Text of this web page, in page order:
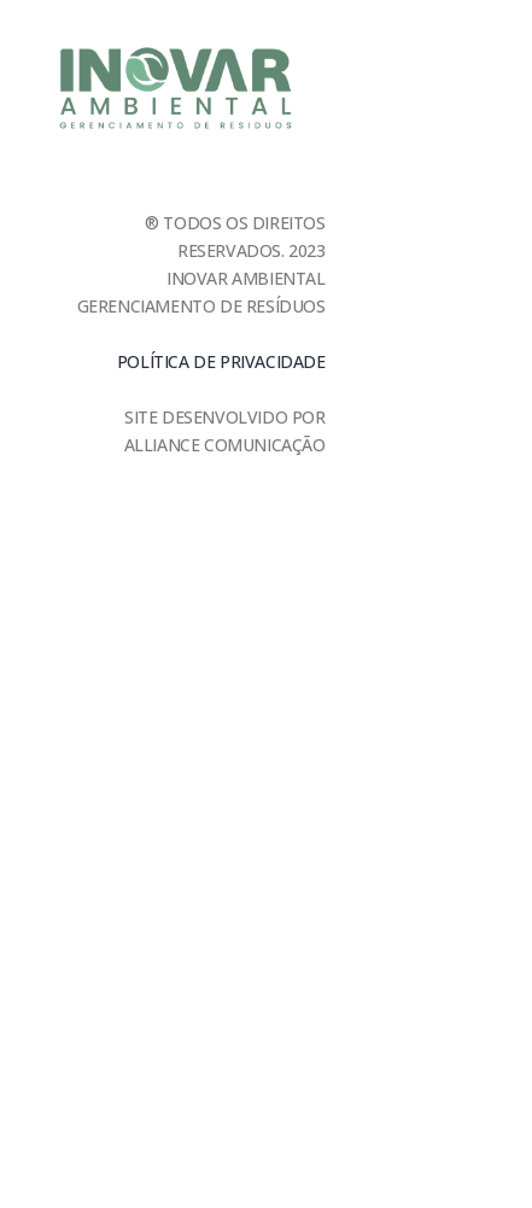
® TODOS OS DIREITOS
RESERVADOS. 2023
INOVAR AMBIENTAL
GERENCIAMENTO DE RESÍDUOS
POLÍTICA DE PRIVACIDADE
SITE DESENVOLVIDO POR
ALLIANCE COMUNICAÇÃO